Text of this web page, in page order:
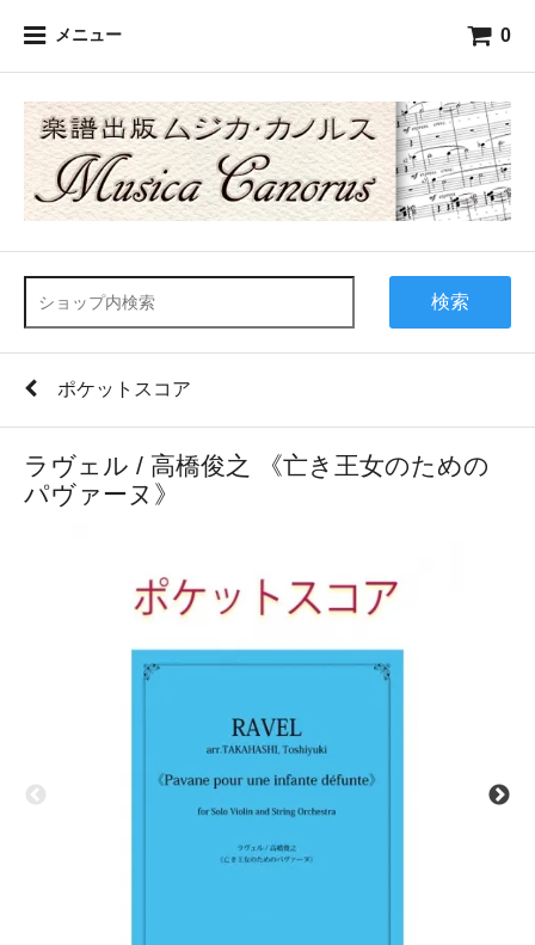
メニュー 0
検索
ポケットスコア
ラヴェル / 高橋俊之 《亡き王女のための
パヴァーヌ》